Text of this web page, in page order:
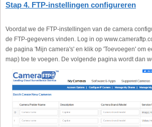
Stap 4. FTP-instellingen configureren
Voordat we de FTP-instellingen van de camera
de FTP-gegevens vinden. Log in op
de pagina 'Mijn camera's' en klik op 'Toevoegen' om
map) toe te voegen. De volgende pagina wordt dan